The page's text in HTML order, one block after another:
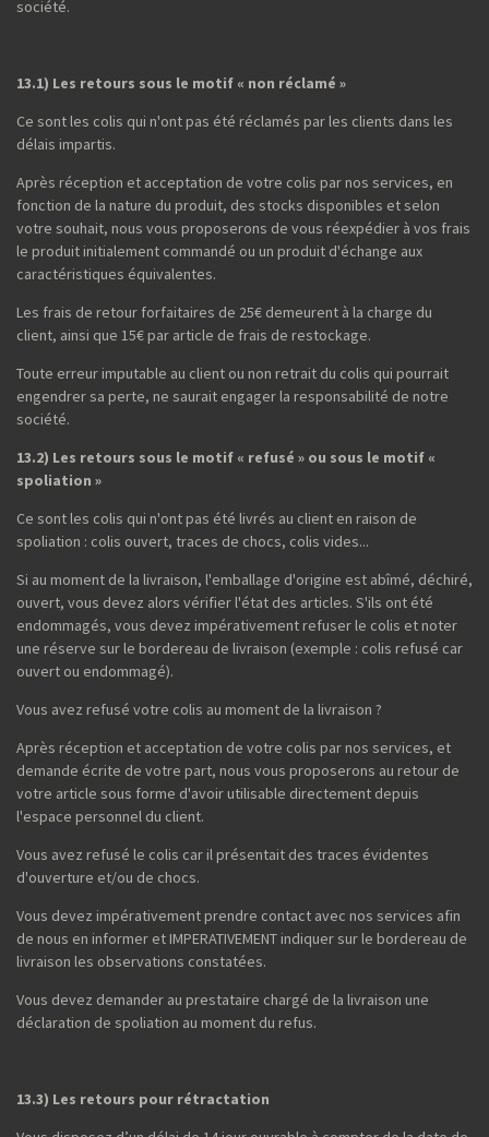
société.
13.1) Les retours sous le motif « non réclamé »
Ce sont les colis qui n'ont pas été réclamés par les clients dans les
délais impartis.
Après réception et acceptation de votre colis par nos services, en
fonction de la nature du produit, des stocks disponibles et selon
votre souhait, nous vous proposerons de vous réexpédier à vos frais
le produit initialement commandé ou un produit d'échange aux
caractéristiques équivalentes.
Les frais de retour forfaitaires de 25€ demeurent à la charge du
client, ainsi que 15€ par article de frais de restockage.
Toute erreur imputable au client ou non retrait du colis qui pourrait
engendrer sa perte, ne saurait engager la responsabilité de notre
société.
13.2) Les retours sous le motif « refusé » ou sous le motif «
spoliation »
Ce sont les colis qui n'ont pas été livrés au client en raison de
spoliation : colis ouvert, traces de chocs, colis vides...
Si au moment de la livraison, l'emballage d'origine est abîmé, déchiré,
ouvert, vous devez alors vérifier l'état des articles. S'ils ont été
endommagés, vous devez impérativement refuser le colis et noter
une réserve sur le bordereau de livraison (exemple : colis refusé car
ouvert ou endommagé).
Vous avez refusé votre colis au moment de la livraison ?
Après réception et acceptation de votre colis par nos services, et
demande écrite de votre part, nous vous proposerons au retour de
votre article sous forme d'avoir utilisable directement depuis
l'espace personnel du client.
Vous avez refusé le colis car il présentait des traces évidentes
d'ouverture et/ou de chocs.
Vous devez impérativement prendre contact avec nos services afin
de nous en informer et IMPERATIVEMENT indiquer sur le bordereau de
livraison les observations constatées.
Vous devez demander au prestataire chargé de la livraison une
déclaration de spoliation au moment du refus.
13.3) Les retours pour rétractation